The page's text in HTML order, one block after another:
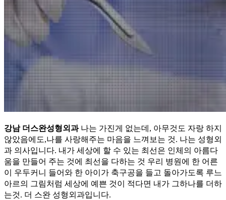
강남 더스완성형외과 나는 가진게 없는데, 아무것도 자랑 하지
않았음에도,나를 사랑해주는 마음을 느껴보는 것. 나는 성형외
과 의사입니다. 내가 세상에 할 수 있는 최선은 인체의 아름다
움을 만들어 주는 것에 최선을 다하는 것 우리 병원에 한 어른
이 우두커니 들어와 한 아이가 축구공을 들고 돌아가도록 루느
아르의 그림처럼 세상에 예쁜 것이 적다면 내가 그하나를 더하
는것. 더 스완 성형외과입니다.